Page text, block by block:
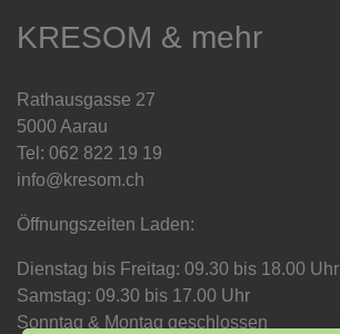
KRESOM & mehr
Rathausgasse 27
5000 Aarau
Tel: 062 822 19 19
info@kresom.ch
Öffnungszeiten Laden:
Dienstag bis Freitag: 09.30 bis 18.00 Uhr
Samstag: 09.30 bis 17.00 Uhr
Sonntag & Montag geschlossen